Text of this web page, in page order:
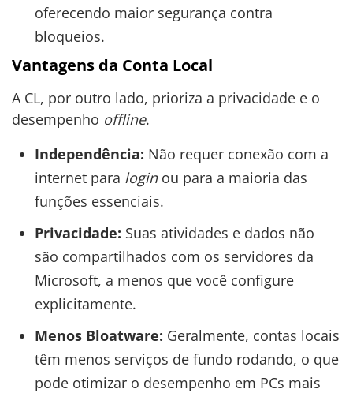
oferecendo maior segurança contra
bloqueios.
Vantagens da Conta Local
A CL, por outro lado, prioriza a privacidade e o
desempenho offline.
Independência: Não requer conexão com a
internet para loginou para a maioria das
funções essenciais.
Privacidade: Suas atividades e dados não
são compartilhados com os servidores da
Microsoft, a menos que você configure
explicitamente.
Menos Bloatware: Geralmente, contas locais
têm menos serviços de fundo rodando, o que
pode otimizar o desempenho em PCs mais